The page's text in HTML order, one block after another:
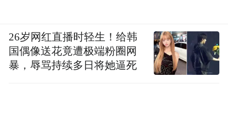
26岁网红直播时轻生！给韩
国偶像送花竟遭极端粉圈网
暴，辱骂持续多日将她逼死